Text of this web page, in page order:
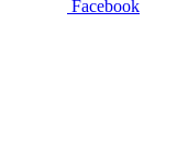
Facebook